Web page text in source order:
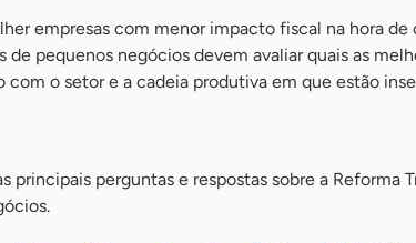
empresas com menor impacto fiscal na hora de
de pequenos negócios devem avaliar quais as
o setor e a cadeia produtiva em que estão
principais perguntas e respostas sobre a Reforma